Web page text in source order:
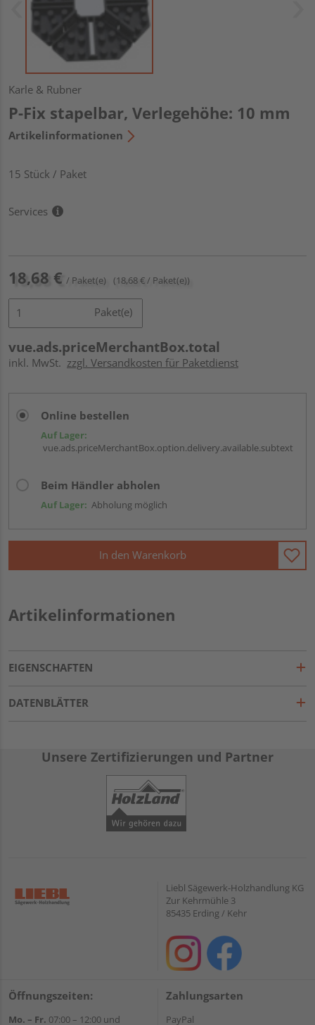
Karle & Rubner
P-Fix stapelbar, Verlegehöhe: 10 mm
Artikelinformationen
15 Stück / Paket
Services
18,68 € / Paket(e) (18,68 € / Paket(e))
Paket(e)
vue.ads.priceMerchantBox.total
inkl. MwSt. zzgl. Versandkosten für Paketdienst
Online bestellen
Auf Lager:
vue.ads.priceMerchantBox.option.delivery.available.subtext
Beim Händler abholen
Auf Lager: Abholung möglich
In den Warenkorb
Artikelinformationen
EIGENSCHAFTEN
DATENBLÄTTER
Unsere Zertifizierungen und Partner
Liebl Sägewerk-Holzhandlung KG
Zur Kehrmühle 3
85435 Erding / Kehr
Öffnungszeiten:
Mo. – Fr. 07:00 – 12:00 und
Zahlungsarten
PayPal